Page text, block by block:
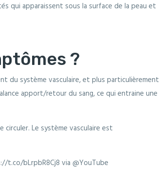
qui apparaissent sous la surface de la peau et
?
du système vasculaire, et plus particulièrement
apport/retour du sang, ce qui entraine une
Le système vasculaire est
t.co/bLrpbR8Cj8 via @YouTube